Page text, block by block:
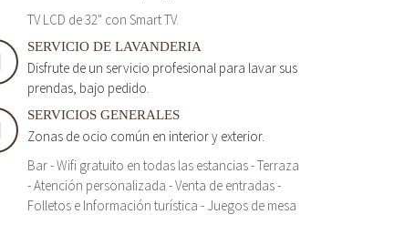
TV LCD de 32" con Smart TV.
SERVICIO DE LAVANDERIA
Disfrute de un servicio profesional para lavar sus
prendas, bajo pedido.
SERVICIOS GENERALES
Zonas de ocio común en interior y exterior.
Bar - Wifi gratuito en todas las estancias - Terraza
- Atención personalizada - Venta de entradas -
Folletos e Información turística - Juegos de mesa